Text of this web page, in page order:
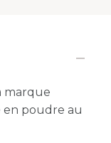
marque
en poudre au